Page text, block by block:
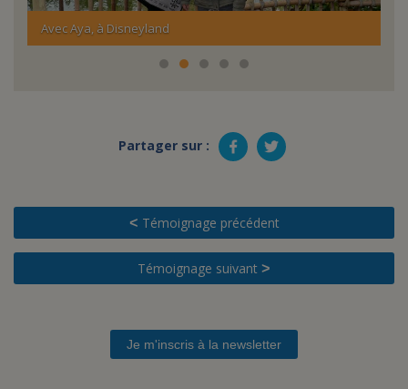
Avec Léandre, sur le tournage du Meilleur Pâtissier
Partager sur :
< Témoignage précédent
Témoignage suivant >
Je m'inscris à la newsletter